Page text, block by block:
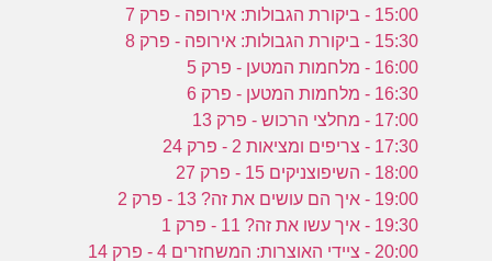
15:00 - ביקורת הגבולות: אירופה - פרק 7
15:30 - ביקורת הגבולות: אירופה - פרק 8
16:00 - מלחמות המטען - פרק 5
16:30 - מלחמות המטען - פרק 6
17:00 - מחלצי הרכוש - פרק 13
17:30 - צריפים ומציאות 2 - פרק 24
18:00 - השיפוצניקים 15 - פרק 27
19:00 - איך הם עושים את זה? 13 - פרק 2
19:30 - איך עשו את זה? 11 - פרק 1
20:00 - ציידי האוצרות: המשחזרים 4 - פרק 14